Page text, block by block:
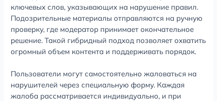
ключевых слов, указывающих на нарушение правил.
Подозрительные материалы отправляются на ручную
проверку, где модератор принимает окончательное
решение. Такой гибридный подход позволяет охватить
огромный объем контента и поддерживать порядок.
Пользователи могут самостоятельно жаловаться на
нарушителей через специальную форму. Каждая
жалоба рассматривается индивидуально, и при